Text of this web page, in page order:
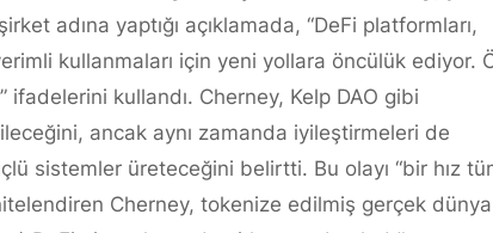
adına yaptığı açıklamada, “DeFi platformları,
kullanmaları için yeni yollara öncülük ediyor.
ifadelerini kullandı. Cherney, Kelp DAO gibi
ancak aynı zamanda iyileştirmeleri de
sistemler üreteceğini belirtti. Bu olayı “bir hız
Cherney, tokenize edilmiş gerçek dünya